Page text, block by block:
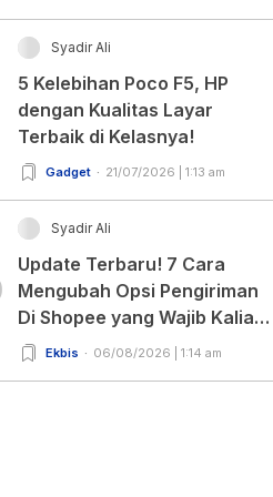
Syadir Ali
5 Kelebihan Poco F5, HP
dengan Kualitas Layar
Terbaik di Kelasnya!
Gadget 21/07/2026 | 1:13 am
Syadir Ali
Update Terbaru! 7 Cara
Mengubah Opsi Pengiriman
Di Shopee yang Wajib Kalian
Ketahui!
Ekbis 06/08/2026 | 1:14 am